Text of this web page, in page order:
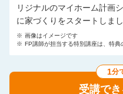
リジナルのマイホーム計画
に家づくりをスタートしまし
※ 画像はイメージです
※ FP講師が担当する特別講座は、特典
1分
受講で